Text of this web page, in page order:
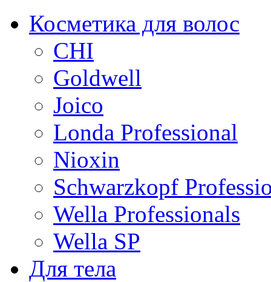
Косметика для волос
CHI
Goldwell
Joico
Londa Professional
Nioxin
Schwarzkopf
Wella Professionals
Wella SP
Для тела